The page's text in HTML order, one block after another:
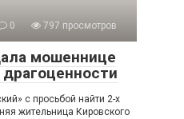
0 797 просмотров
мошеннице
с просьбой найти 2-х
жительница Кировского